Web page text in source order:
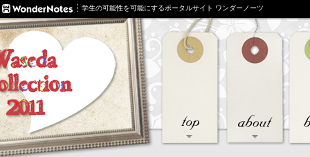
学生の可能性を可能にするポータルサイト ワンダーノーツ